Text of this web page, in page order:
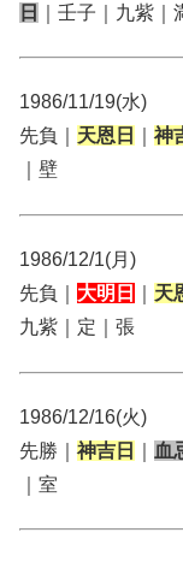
日
｜壬子｜九紫｜
1986/11/19(水)
先負｜ 天恩日 神
｜壁
1986/12/1(月)
先負｜ 大明日 天
九紫｜定｜張
1986/12/16(火)
先勝｜ 神吉日 血
｜室